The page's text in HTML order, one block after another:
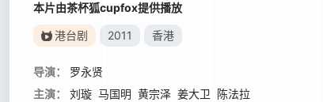
本片由茶杯狐cupfox提供播放
港台剧 2011 香港
导演：
罗永贤
主演：
刘璇 马国明 黄宗泽 姜大卫
陈法拉